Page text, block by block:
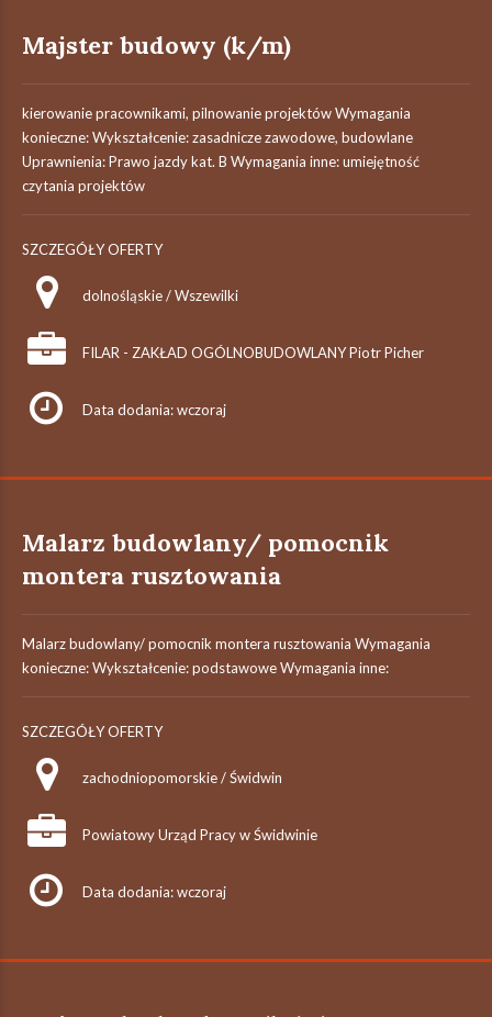
Majster budowy (k/m)
kierowanie pracownikami, pilnowanie projektów Wymagania
konieczne: Wykształcenie: zasadnicze zawodowe, budowlane
Uprawnienia: Prawo jazdy kat. B Wymagania inne: umiejętność
czytania projektów
SZCZEGÓŁY OFERTY
dolnośląskie / Wszewilki
FILAR - ZAKŁAD OGÓLNOBUDOWLANY Piotr Picher
Data dodania: wczoraj
Malarz budowlany/ pomocnik
montera rusztowania
Malarz budowlany/ pomocnik montera rusztowania Wymagania
konieczne: Wykształcenie: podstawowe Wymagania inne:
SZCZEGÓŁY OFERTY
zachodniopomorskie / Świdwin
Powiatowy Urząd Pracy w Świdwinie
Data dodania: wczoraj